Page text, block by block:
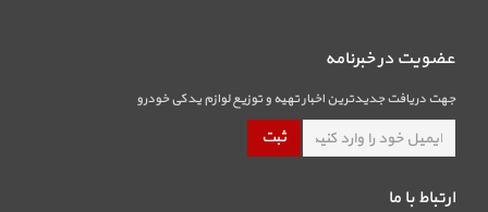
عضویت در خبرنامه
جهت دریافت جدیدترین اخبار تهیه و توزیع لوازم یدکی خودرو
ارتباط با ما